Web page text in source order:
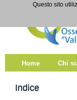
Salta al contenuto
Comunicare e
Home Chi
Indice
Questo sito